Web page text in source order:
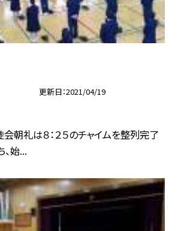
更新日 2021/04/19
会朝礼は８：２５のチャイムを整列完了
始...